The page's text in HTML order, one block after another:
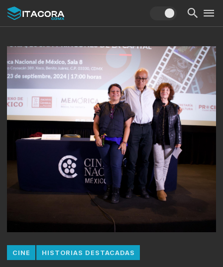
CINE HISTORIAS DESTACADAS